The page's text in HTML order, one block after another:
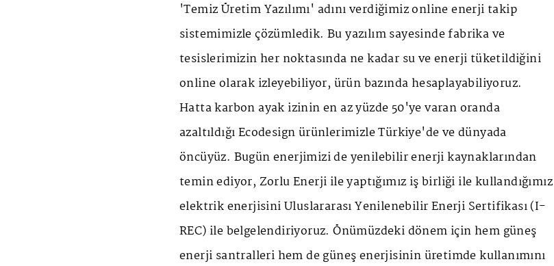
'Temiz Üretim Yazılımı' adını verdiğimiz online enerji takip
sistemimizle çözümledik. Bu yazılım sayesinde fabrika ve
tesislerimizin her noktasında ne kadar su ve enerji tüketildiğini
online olarak izleyebiliyor, ürün bazında hesaplayabiliyoruz.
Hatta karbon ayak izinin en az yüzde 50'ye varan oranda
azaltıldığı Ecodesign ürünlerimizle Türkiye'de ve dünyada
öncüyüz. Bugün enerjimizi de yenilebilir enerji kaynaklarından
temin ediyor, Zorlu Enerji ile yaptığımız iş birliği ile kullandığımız
elektrik enerjisini Uluslararası Yenilenebilir Enerji Sertifikası (I-
REC) ile belgelendiriyoruz. Önümüzdeki dönem için hem güneş
enerji santralleri hem de güneş enerjisinin üretimde kullanımını